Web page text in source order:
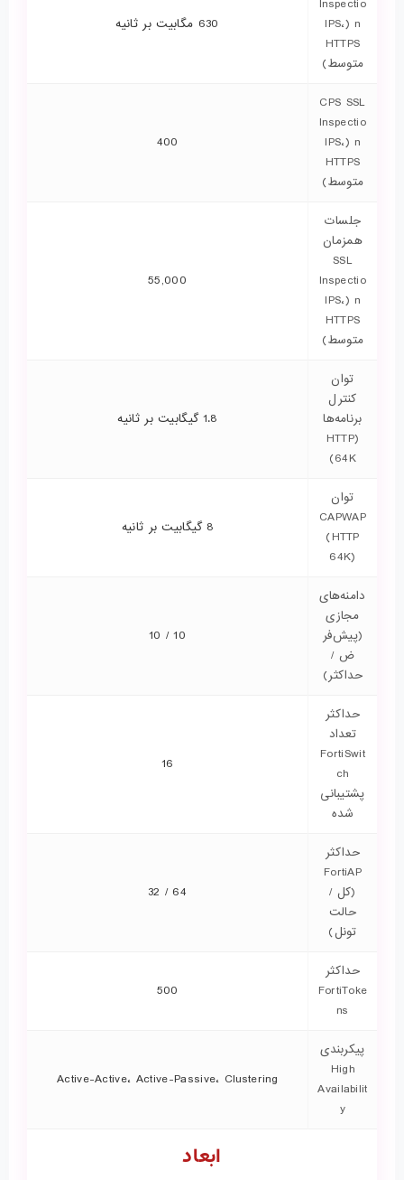
Inspectio
n (IPS،
HTTPS
متوسط)
630 مگابیت بر ثانیه
CPS SSL
Inspectio
n (IPS،
HTTPS
متوسط)
400
جلسات
همزمان
SSL
Inspectio
n (IPS،
HTTPS
متوسط)
55,000
توان
کنترل
برنامه‌ها
(HTTP
64K)
1.8 گیگابیت بر ثانیه
توان
CAPWAP
(HTTP
64K)
8 گیگابیت بر ثانیه
دامنه‌های
مجازی
(پیش‌فر
ض /
حداکثر)
10 / 10
حداکثر
تعداد
FortiSwit
ch
پشتیبانی
شده
16
حداکثر
FortiAP
(کل /
حالت
تونل)
64 / 32
حداکثر
FortiToke
ns
500
پیکربندی
High
Availabilit
y
Active-Active، Active-Passive، Clustering
ابعاد